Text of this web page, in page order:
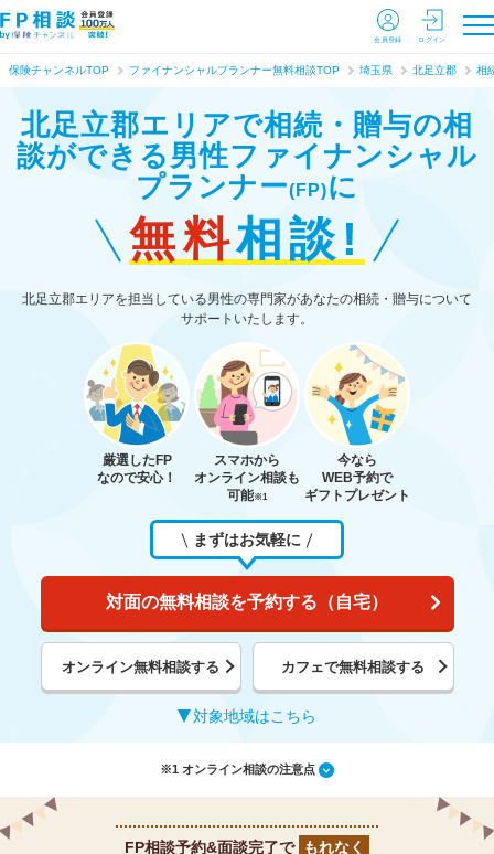
会員登録 ログイン
保険チャンネルTOP ファイナンシャルプランナー無料相談TOP 埼玉県 北足立郡 相
北足立郡エリアで相続・贈与の相
談ができる男性ファイナンシャル
プランナー(FP)に
無料相談!
北足立郡エリアを担当している男性の専門家があなたの相続・贈与について
サポートいたします。
厳選したFP
なので安心！
スマホから
オンライン相談も
可能※1
今なら
WEB予約で
ギフトプレゼント
まずはお気軽に
対面の無料相談を予約する（自宅）
オンライン無料相談する カフェで無料相談する
対象地域はこちら
※1 オンライン相談の注意点
FP相談予約&面談完了で もれなく